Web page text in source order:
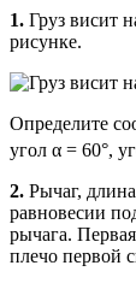
1. Груз висит
рисунке.
Определите
угол α = 60°,
2. Рычаг,
равно­весии
рычага.
плечо первой